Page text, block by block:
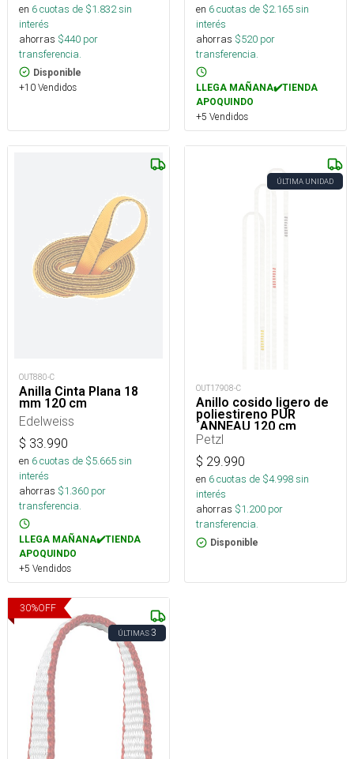
en 6cuotas de $1.832sin
interés
ahorras $440 por
transferencia.
Disponible
+10 Vendidos
en 6cuotas de $2.165sin
interés
ahorras $520 por
transferencia.
LLEGA MAÑANA✔️TIENDA
APOQUINDO
+5 Vendidos
OUT880-C
Anilla Cinta Plana 18
mm 120 cm
Edelweiss
$ 33.990
en 6cuotas de $5.665sin
interés
ahorras $1.360 por
transferencia.
LLEGA MAÑANA✔️TIENDA
APOQUINDO
+5 Vendidos
ÚLTIMA UNIDAD
OUT17908-C
Anillo cosido ligero de
poliestireno PUR
´ANNEAU 120 cm
Petzl
$ 29.990
en 6cuotas de $4.998sin
interés
ahorras $1.200 por
transferencia.
Disponible
30%OFF
ÚLTIMAS3